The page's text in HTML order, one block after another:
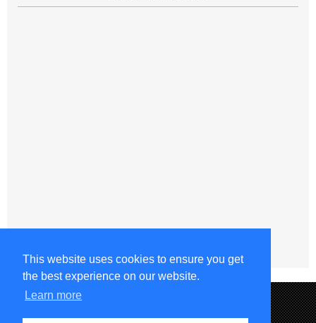
This website uses cookies to ensure you get
the best experience on our website.
Learn more